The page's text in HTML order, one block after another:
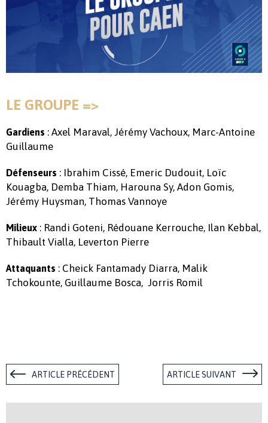
LE GROUPE =>
Gardiens : Axel Maraval, Jérémy Vachoux, Marc-Antoine
Guillaume
Défenseurs : Ibrahim Cissé, Emeric Dudouit, Loïc
Kouagba, Demba Thiam, Harouna Sy, Adon Gomis,
Jérémy Huysman, Thomas Vannoye
Milieux : Randi Goteni, Rédouane Kerrouche, Ilan Kebbal,
Thibault Vialla, Leverton Pierre
Attaquants : Cheick Fantamady Diarra, Malik
Tchokounte, Guillaume Bosca, Jorris Romil
ARTICLE PRÉCÉDENT ARTICLE SUIVANT